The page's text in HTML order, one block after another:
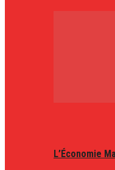
L’Économie